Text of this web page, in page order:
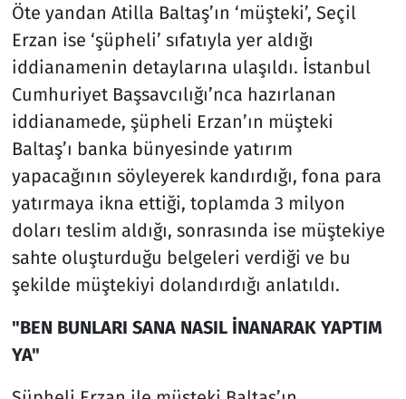
Öte yandan Atilla Baltaş’ın ‘müşteki’, Seçil
Erzan ise ‘şüpheli’ sıfatıyla yer aldığı
iddianamenin detaylarına ulaşıldı. İstanbul
Cumhuriyet Başsavcılığı’nca hazırlanan
iddianamede, şüpheli Erzan’ın müşteki
Baltaş’ı banka bünyesinde yatırım
yapacağının söyleyerek kandırdığı, fona para
yatırmaya ikna ettiği, toplamda 3 milyon
doları teslim aldığı, sonrasında ise müştekiye
sahte oluşturduğu belgeleri verdiği ve bu
şekilde müştekiyi dolandırdığı anlatıldı.
"BEN BUNLARI SANA NASIL İNANARAK YAPTIM
YA"